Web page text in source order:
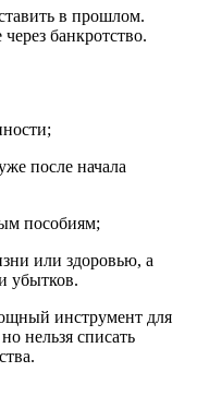
в прошлом.
банкротство.
после начала
пособиям;
или здоровью, а
убытков.
инструмент для
нельзя списать